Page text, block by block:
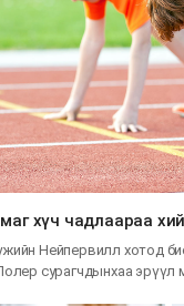
хүч чадлаараа
Нейпервилл хотод
сурагчдынхаа эрүүл